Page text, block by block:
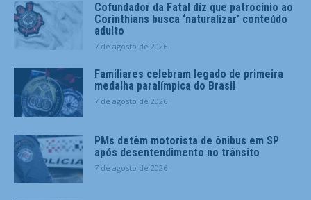
Cofundador da Fatal diz que patrocínio ao
Corinthians busca ‘naturalizar’ conteúdo
adulto
7 de agosto de 2026
Familiares celebram legado de primeira
medalha paralímpica do Brasil
7 de agosto de 2026
PMs detêm motorista de ônibus em SP
após desentendimento no trânsito
7 de agosto de 2026